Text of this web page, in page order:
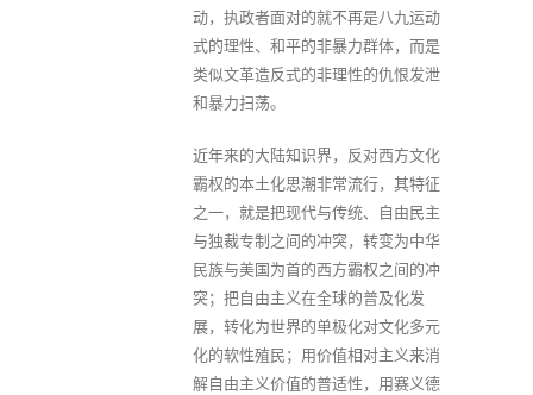
动，执政者面对的就不再是八九运动
式的理性、和平的非暴力群体，而是
类似文革造反式的非理性的仇恨发泄
和暴力扫荡。
近年来的大陆知识界，反对西方文化
霸权的本土化思潮非常流行，其特征
之一，就是把现代与传统、自由民主
与独裁专制之间的冲突，转变为中华
民族与美国为首的西方霸权之间的冲
突；把自由主义在全球的普及化发
展，转化为世界的单极化对文化多元
化的软性殖民；用价值相对主义来消
解自由主义价值的普适性，用赛义德